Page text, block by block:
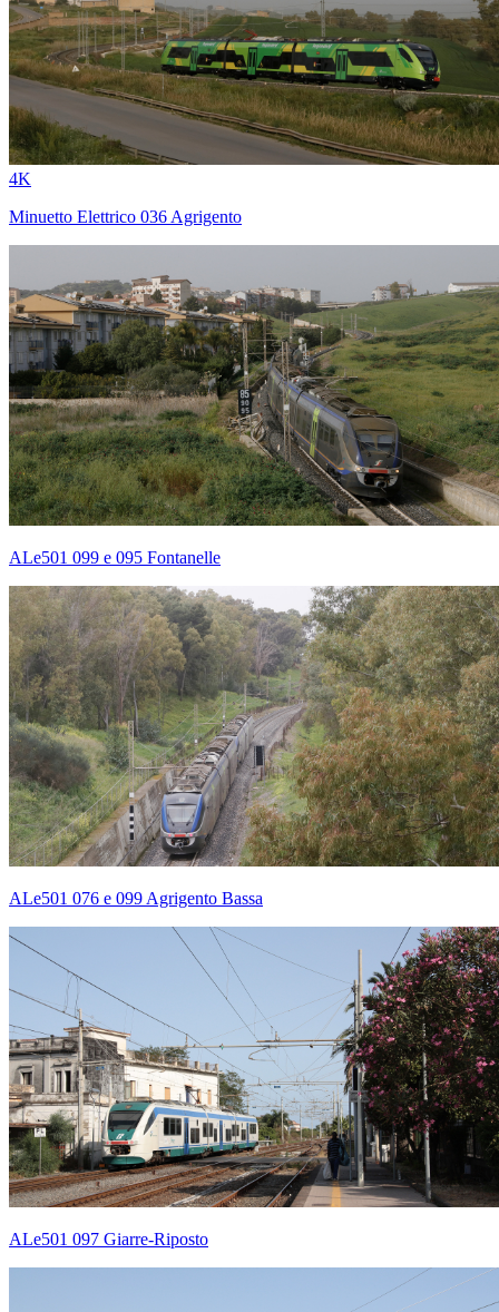
4K
Minuetto Elettrico 036 Agrigento
ALe501 099 e 095 Fontanelle
ALe501 076 e 099 Agrigento Bassa
ALe501 097 Giarre-Riposto